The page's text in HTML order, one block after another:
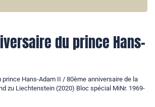
du prince Hans-
prince Hans-Adam II / 80ème anniversaire de la
zu Liechtenstein (2020) Bloc spécial MiNr. 1969-